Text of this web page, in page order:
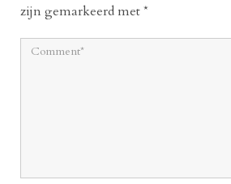
zijn gemarkeerd met*